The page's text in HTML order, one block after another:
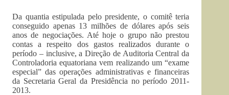
Da quantia estipulada pelo presidente, o comitê teria
conseguido apenas 13 milhões de dólares após seis
anos de negociações. Até hoje o grupo não prestou
contas a respeito dos gastos realizados durante o
período – inclusive, a Direção de Auditoria Central da
Controladoria equatoriana vem realizando um “exame
especial” das operações administrativas e financeiras
da Secretaria Geral da Presidência no período 2011-
2013.